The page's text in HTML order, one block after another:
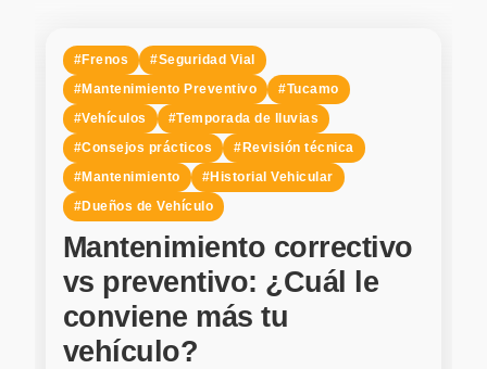
#Frenos
#Seguridad Vial
#Mantenimiento Preventivo
#Tucamo
#Vehículos
#Temporada de lluvias
#Consejos prácticos
#Revisión técnica
#Mantenimiento
#Historial Vehicular
#Dueños de Vehículo
Mantenimiento correctivo
vs preventivo: ¿Cuál le
conviene más tu
vehículo?